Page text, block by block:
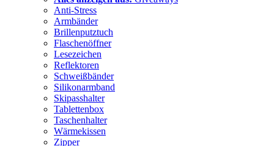
Anti-Stress
Armbänder
Brillenputztuch
Flaschenöffner
Lesezeichen
Reflektoren
Schweißbänder
Silikonarmband
Skipasshalter
Tablettenbox
Taschenhalter
Wärmekissen
Zipper